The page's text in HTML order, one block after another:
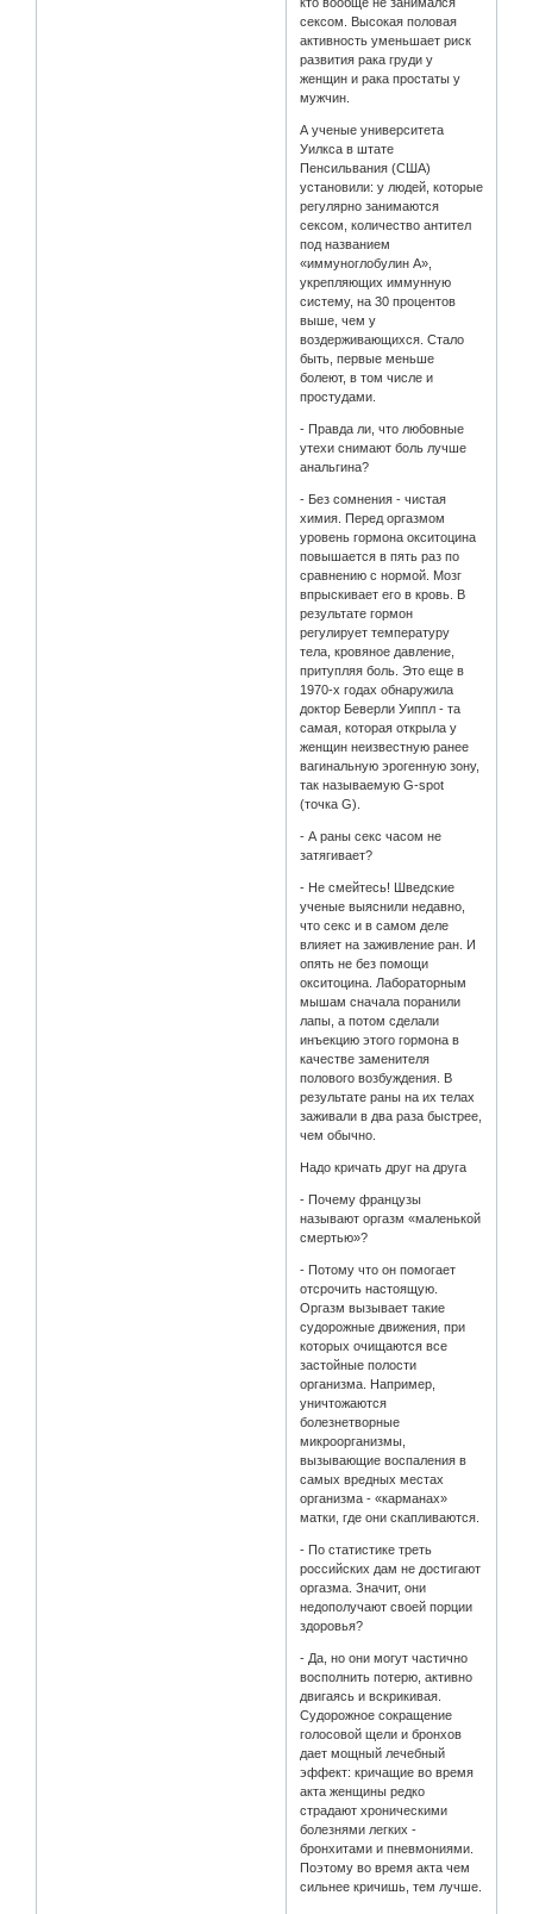
сексом. Высокая половая
активность уменьшает риск
развития рака груди у
женщин и рака простаты у
мужчин.
А ученые университета
Уилкса в штате
Пенсильвания (США)
установили: у людей, которые
регулярно занимаются
сексом, количество антител
под названием
«иммуноглобулин А»,
укрепляющих иммунную
систему, на 30 процентов
выше, чем у
воздерживающихся. Стало
быть, первые меньше
болеют, в том числе и
простудами.
- Правда ли, что любовные
утехи снимают боль лучше
анальгина?
- Без сомнения - чистая
химия. Перед оргазмом
уровень гормона окситоцина
повышается в пять раз по
сравнению с нормой. Мозг
впрыскивает его в кровь. В
результате гормон
регулирует температуру
тела, кровяное давление,
притупляя боль. Это еще в
1970-х годах обнаружила
доктор Беверли Уиппл - та
самая, которая открыла у
женщин неизвестную ранее
вагинальную эрогенную зону,
так называемую G-spot
(точка G).
- А раны секс часом не
затягивает?
- Не смейтесь! Шведские
ученые выяснили недавно,
что секс и в самом деле
влияет на заживление ран. И
опять не без помощи
окситоцина. Лабораторным
мышам сначала поранили
лапы, а потом сделали
инъекцию этого гормона в
качестве заменителя
полового возбуждения. В
результате раны на их телах
заживали в два раза быстрее,
чем обычно.
Надо кричать друг на друга
- Почему французы
называют оргазм «маленькой
смертью»?
- Потому что он помогает
отсрочить настоящую.
Оргазм вызывает такие
судорожные движения, при
которых очищаются все
застойные полости
организма. Например,
уничтожаются
болезнетворные
микроорганизмы,
вызывающие воспаления в
самых вредных местах
организма - «карманах»
матки, где они скапливаются.
- По статистике треть
российских дам не достигают
оргазма. Значит, они
недополучают своей порции
здоровья?
- Да, но они могут частично
восполнить потерю, активно
двигаясь и вскрикивая.
Судорожное сокращение
голосовой щели и бронхов
дает мощный лечебный
эффект: кричащие во время
акта женщины редко
страдают хроническими
болезнями легких -
бронхитами и пневмониями.
Поэтому во время акта чем
сильнее кричишь, тем лучше.